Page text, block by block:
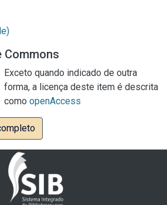
Commons
Exceto quando indicado de outra
forma, a licença deste item é descrita
como openAccess